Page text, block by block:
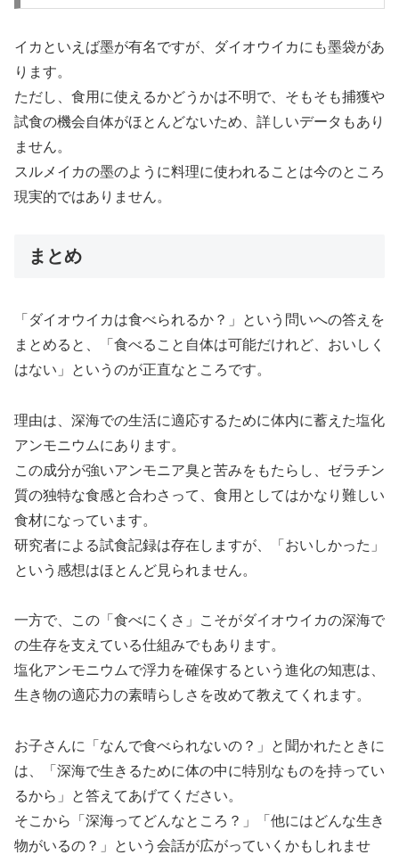
イカといえば墨が有名ですが、ダイオウイカにも墨袋があ
ります。
ただし、食用に使えるかどうかは不明で、そもそも捕獲や
試食の機会自体がほとんどないため、詳しいデータもあり
ません。
スルメイカの墨のように料理に使われることは今のところ
現実的ではありません。
まとめ
「ダイオウイカは食べられるか？」という問いへの答えを
まとめると、「食べること自体は可能だけれど、おいしく
はない」というのが正直なところです。
理由は、深海での生活に適応するために体内に蓄えた塩化
アンモニウムにあります。
この成分が強いアンモニア臭と苦みをもたらし、ゼラチン
質の独特な食感と合わさって、食用としてはかなり難しい
食材になっています。
研究者による試食記録は存在しますが、「おいしかった」
という感想はほとんど見られません。
一方で、この「食べにくさ」こそがダイオウイカの深海で
の生存を支えている仕組みでもあります。
塩化アンモニウムで浮力を確保するという進化の知恵は、
生き物の適応力の素晴らしさを改めて教えてくれます。
お子さんに「なんで食べられないの？」と聞かれたときに
は、「深海で生きるために体の中に特別なものを持ってい
るから」と答えてあげてください。
そこから「深海ってどんなところ？」「他にはどんな生き
物がいるの？」という会話が広がっていくかもしれませ